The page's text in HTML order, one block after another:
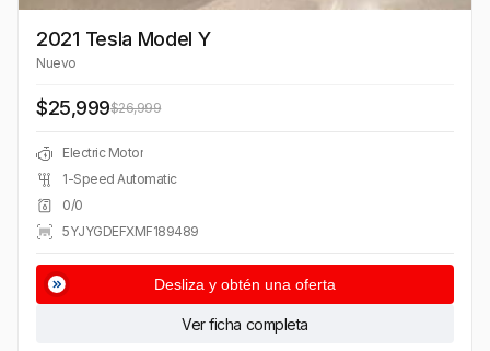
2021 Tesla Model Y
Nuevo
$25,999$26,999
Electric Motor
1-Speed Automatic
0/0
5YJYGDEFXMF189489
Desliza y obtén una oferta
Ver ficha completa